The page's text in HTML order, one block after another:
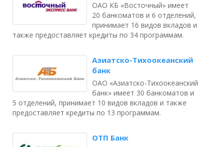
ОАО КБ «Восточный» имеет
20 банкоматов и 6 отделений,
принимает 16 видов вкладов и
также предоставляет кредиты по 34 программам.
Азиатско-Тихоокеанский
банк
ОАО «Азиатско-Тихоокеанский
банк» имеет 30 банкоматов и
5 отделений, принимает 10 видов вкладов и также
предоставляет кредиты по 13 программам.
ОТП Банк